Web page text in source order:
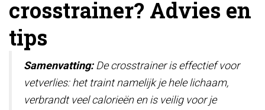
crosstrainer? Advies en
tips
Samenvatting:De crosstrainer is effectief voor
vetverlies: het traint namelijk je hele lichaam,
verbrandt veel calorieën en is veilig voor je